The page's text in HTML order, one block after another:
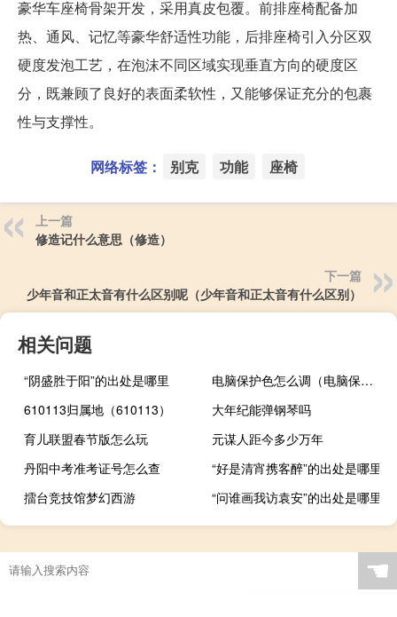
豪华车座椅骨架开发，采用真皮包覆。前排座椅配备加
热、通风、记忆等豪华舒适性功能，后排座椅引入分区双
硬度发泡工艺，在泡沫不同区域实现垂直方向的硬度区
分，既兼顾了良好的表面柔软性，又能够保证充分的包裹
性与支撑性。
网络标签： 别克 功能 座椅
上一篇
修造记什么意思（修造）
下一篇
少年音和正太音有什么区别呢（少年音和正太音有什么区别）
相关问题
“阴盛胜于阳”的出处是哪里
电脑保护色怎么调（电脑保护色）
610113归属地（610113）
大年纪能弹钢琴吗
育儿联盟春节版怎么玩
元谋人距今多少万年
丹阳中考准考证号怎么查
“好是清宵携客醉”的出处是哪里
擂台竞技馆梦幻西游
“问谁画我访袁安”的出处是哪里
☚